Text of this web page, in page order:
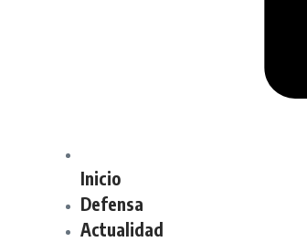
Inicio
Defensa
Actualidad